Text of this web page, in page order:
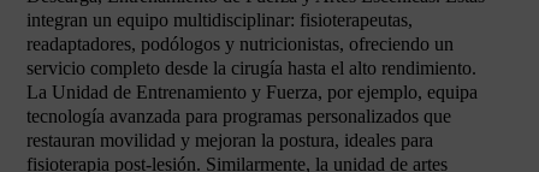
integran un equipo multidisciplinar: fisioterapeutas,
readaptadores, podólogos y nutricionistas, ofreciendo un
servicio completo desde la cirugía hasta el alto rendimiento.
La Unidad de Entrenamiento y Fuerza, por ejemplo, equipa
tecnología avanzada para programas personalizados que
restauran movilidad y mejoran la postura, ideales para
fisioterapia post-lesión. Similarmente, la unidad de artes